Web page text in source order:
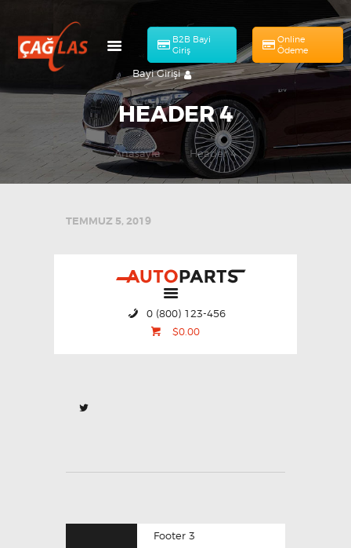
B2B Bayi
Giriş
Online
Ödeme
Bayi Girişi
HEADER 4
Anasayfa Header 4
HAKKIMIZDA
ÜRÜNLERIMIZ
BAŞVURULAR
TEMMUZ 5, 2019
0 (800) 123-456
$0.00
Footer 3